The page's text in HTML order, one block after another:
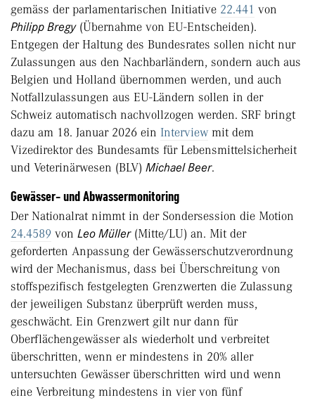
gemäss der parlamentarischen Initiative 22.441 von
Philipp Bregy(Übernahme von EU-Entscheiden).
Entgegen der Haltung des Bundesrates sollen nicht nur
Zulassungen aus den Nachbarländern, sondern auch aus
Belgien und Holland übernommen werden, und auch
Notfallzulassungen aus EU-Ländern sollen in der
Schweiz automatisch nachvollzogen werden. SRF bringt
dazu am 18. Januar 2026 ein Interviewmit dem
Vizedirektor des Bundesamts für Lebensmittelsicherheit
und Veterinärwesen (BLV) Michael Beer.
Gewässer- und Abwassermonitoring
Der Nationalrat nimmt in der Sondersession die Motion
24.4589 von Leo Müller(Mitte/LU) an. Mit der
geforderten Anpassung der Gewässerschutzverordnung
wird der Mechanismus, dass bei Überschreitung von
stoffspezifisch festgelegten Grenzwerten die Zulassung
der jeweiligen Substanz überprüft werden muss,
geschwächt. Ein Grenzwert gilt nur dann für
Oberflächengewässer als wiederholt und verbreitet
überschritten, wenn er mindestens in 20% aller
untersuchten Gewässer überschritten wird und wenn
eine Verbreitung mindestens in vier von fünf